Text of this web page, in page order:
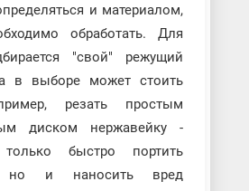
и материалом,
обработать. Для
"свой" режущий
в выборе может стоить
резать простым
диском нержавейку -
быстро портить
но и наносить вред